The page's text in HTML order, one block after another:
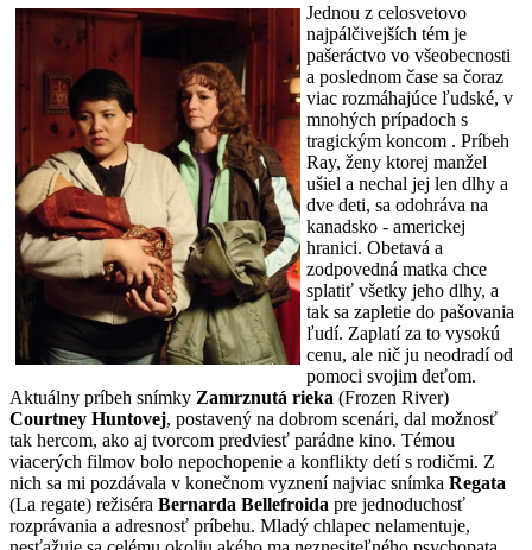
Jednou z celosvetovo
najpálčivejších tém je
pašeráctvo vo všeobecnosti
a poslednom čase sa čoraz
viac rozmáhajúce ľudské, v
mnohých prípadoch s
tragickým koncom . Príbeh
Ray, ženy ktorej manžel
ušiel a nechal jej len dlhy a
dve deti, sa odohráva na
kanadsko - americkej
hranici. Obetavá a
zodpovedná matka chce
splatiť všetky jeho dlhy, a
tak sa zapletie do pašovania
ľudí. Zaplatí za to vysokú
cenu, ale nič ju neodradí od
pomoci svojim deťom.
Aktuálny príbeh snímky Zamrznutá rieka (Frozen River)
Courtney Huntovej, postavený na dobrom scenári, dal možnosť
tak hercom, ako aj tvorcom predviesť parádne kino. Témou
viacerých filmov bolo nepochopenie a konflikty detí s rodičmi. Z
nich sa mi pozdávala v konečnom vyznení najviac snímka Regata
(La regate) režiséra Bernarda Bellefroida pre jednoduchosť
rozprávania a adresnosť príbehu. Mladý chlapec nelamentuje,